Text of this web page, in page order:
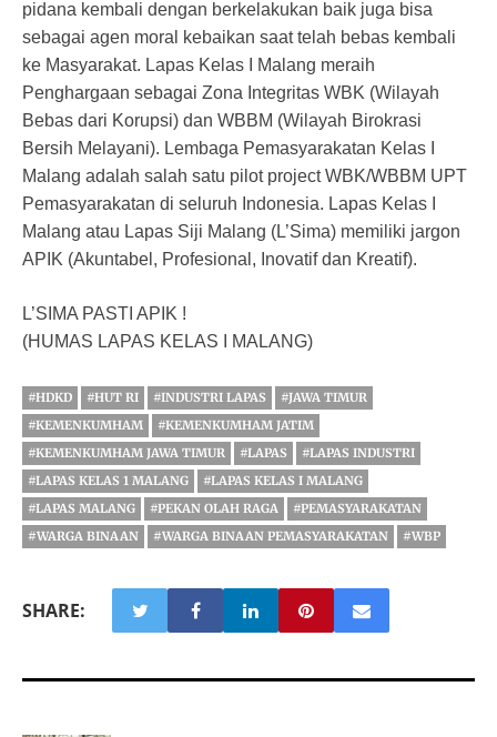
pidana kembali dengan berkelakukan baik juga bisa
sebagai agen moral kebaikan saat telah bebas kembali
ke Masyarakat. Lapas Kelas I Malang meraih
Penghargaan sebagai Zona Integritas WBK (Wilayah
Bebas dari Korupsi) dan WBBM (Wilayah Birokrasi
Bersih Melayani). Lembaga Pemasyarakatan Kelas I
Malang adalah salah satu pilot project WBK/WBBM UPT
Pemasyarakatan di seluruh Indonesia. Lapas Kelas I
Malang atau Lapas Siji Malang (L’Sima) memiliki jargon
APIK (Akuntabel, Profesional, Inovatif dan Kreatif).
L’SIMA PASTI APIK !
(HUMAS LAPAS KELAS I MALANG)
#HDKD #HUT RI #INDUSTRI LAPAS
#JAWA TIMUR
#KEMENKUMHAM
#KEMENKUMHAM JATIM
#KEMENKUMHAM JAWA TIMUR
#LAPAS
#LAPAS INDUSTRI
#LAPAS KELAS 1 MALANG
#LAPAS KELAS I MALANG
#LAPAS MALANG
#PEKAN OLAH RAGA
#PEMASYARAKATAN
#WARGA BINAAN
#WARGA BINAAN PEMASYARAKATAN #WBP
SHARE: